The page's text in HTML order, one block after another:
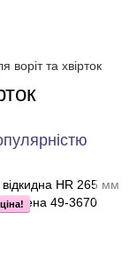
воріт та хвірток